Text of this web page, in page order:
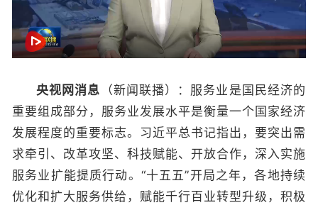
央视网消息 （新闻联播）：服务业是国民经济的
重要组成部分，服务业发展水平是衡量一个国家经济
发展程度的重要标志。习近平总书记指出，要突出需
求牵引、改革攻坚、科技赋能、开放合作，深入实施
服务业扩能提质行动。“十五五”开局之年，各地持续
优化和扩大服务供给，赋能千行百业转型升级，积极